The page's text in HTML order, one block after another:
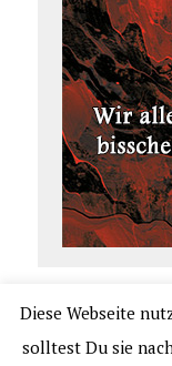
Diese Webseite
solltest Du sie